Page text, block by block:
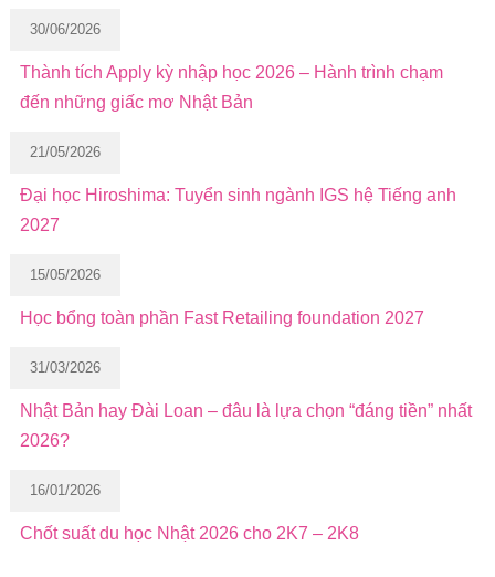
30/06/2026
Thành tích Apply kỳ nhập học 2026 – Hành trình chạm
đến những giấc mơ Nhật Bản
21/05/2026
Đại học Hiroshima: Tuyển sinh ngành IGS hệ Tiếng anh
2027
15/05/2026
Học bổng toàn phần Fast Retailing foundation 2027
31/03/2026
Nhật Bản hay Đài Loan – đâu là lựa chọn “đáng tiền” nhất
2026?
16/01/2026
Chốt suất du học Nhật 2026 cho 2K7 – 2K8